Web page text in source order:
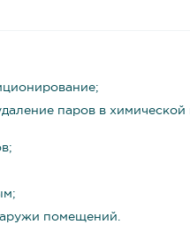
паров в
помещений.